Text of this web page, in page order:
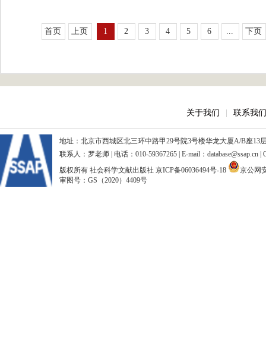
首页 上页 1 2 3 4 5 6 ... 下页
关于我们 联系我们
地址：北京市西城区北三环中路甲29号院3号楼华龙大厦A/B座13
联系人：罗老师 | 电话：010-59367265 | E-mail：database@ssap.cn
版权所有 社会科学文献出版社 京ICP备06036494号-18
京公网
审图号：GS（2020）4409号